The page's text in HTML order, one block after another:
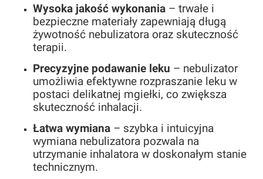
Wysoka jakość wykonania – trwałe i
bezpieczne materiały zapewniają długą
żywotność nebulizatora oraz skuteczność
terapii.
Precyzyjne podawanie leku – nebulizator
umożliwia efektywne rozpraszanie leku w
postaci delikatnej mgiełki, co zwiększa
skuteczność inhalacji.
Łatwa wymiana – szybka i intuicyjna
wymiana nebulizatora pozwala na
utrzymanie inhalatora w doskonałym stanie
technicznym.